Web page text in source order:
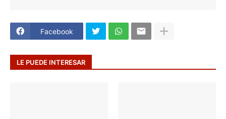
Facebook
LE PUEDE INTERESAR